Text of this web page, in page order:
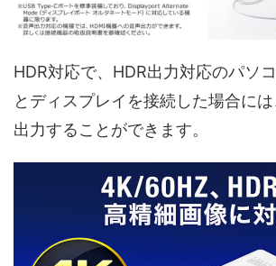
HDR対応で、HDR出力対応のパソ
とディスプレイを接続した場合に
出力することができます。